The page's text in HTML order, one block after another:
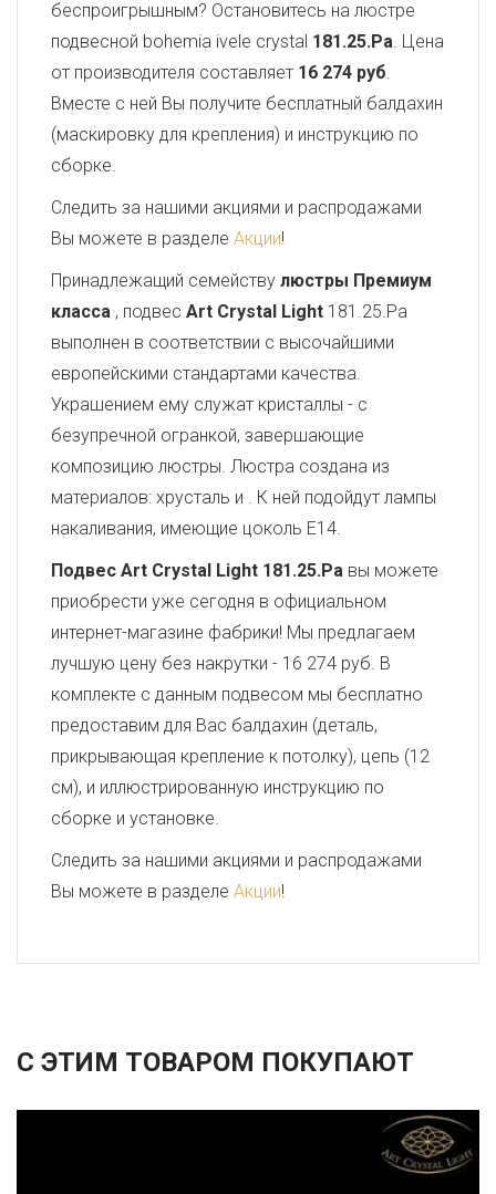
беспроигрышным? Остановитесь на люстре
подвесной bohemia ivele crystal 181.25.Pa. Цена
от производителя составляет 16 274 руб.
Вместе с ней Вы получите бесплатный балдахин
(маскировку для крепления) и инструкцию по
сборке.
Следить за нашими акциями и распродажами
Вы можете в разделе Акции!
Принадлежащий семейству люстры Премиум
класса , подвес Art Crystal Light 181.25.Pa
выполнен в соответствии с высочайшими
европейскими стандартами качества.
Украшением ему служат кристаллы - с
безупречной огранкой, завершающие
композицию люстры. Люстра создана из
материалов: хрусталь и . К ней подойдут лампы
накаливания, имеющие цоколь E14.
Подвес Art Crystal Light 181.25.Pa вы можете
приобрести уже сегодня в официальном
интернет-магазине фабрики! Мы предлагаем
лучшую цену без накрутки - 16 274 руб. В
комплекте с данным подвесом мы бесплатно
предоставим для Вас балдахин (деталь,
прикрывающая крепление к потолку), цепь (12
см), и иллюстрированную инструкцию по
сборке и установке.
Следить за нашими акциями и распродажами
Вы можете в разделе Акции!
С ЭТИМ ТОВАРОМ ПОКУПАЮТ